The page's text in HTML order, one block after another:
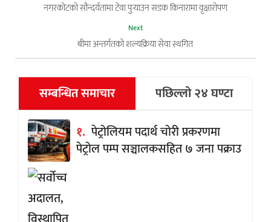
नगरकोटको सौन्दर्यतामा टेवा पुर्‍याउन सडक किनारामा वृक्षारोपण
Next
बीमा अन्तर्गतको शल्यक्रिया सेवा स्थगित
सम्बन्धित समाचार
पछिल्लो २४ घण्टा
१. पेट्रोलियम पदार्थ चोरी प्रकरणमा
पेट्रोल पम्प सञ्चालकसहित ७ जना पक्राउ